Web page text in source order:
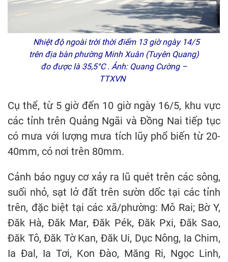
Nhiệt độ ngoài trời thời điểm 13 giờ ngày 14/5
trên địa bàn phường Minh Xuân (Tuyên Quang)
đo được là 35,5°C . Ảnh: Quang Cường –
TTXVN
Cụ thể, từ 5 giờ đến 10 giờ ngày 16/5, khu vực
các tỉnh trên Quảng Ngãi và Đồng Nai tiếp tục
có mưa với lượng mưa tích lũy phổ biến từ 20-
40mm, có nơi trên 80mm.
Cảnh báo nguy cơ xảy ra lũ quét trên các sông,
suối nhỏ, sạt lở đất trên sườn dốc tại các tỉnh
trên, đặc biệt tại các xã/phường: Mô Rai; Bờ Y,
Đăk Hà, Đăk Mar, Đăk Pék, Đăk Pxi, Đăk Sao,
Đăk Tô, Đăk Tờ Kan, Đăk Ui, Dục Nông, Ia Chim,
Ia Đal, Ia Tơi, Kon Đào, Măng Ri, Ngọc Linh,